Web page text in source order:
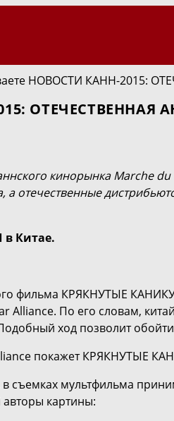
кинорынка Marche
а отечественные
Китае.
фильма КРЯКНУТЫЕ
Alliance. По его словам,
ход позволит
покажет КРЯКНУТЫЕ
съемках мультфильма
авторы картины: